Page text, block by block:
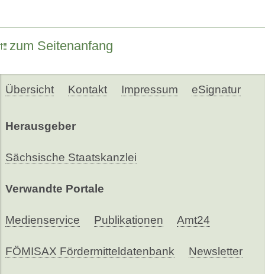
zum Seitenanfang
Übersicht Kontakt Impressum eSignatur
Herausgeber
Sächsische Staatskanzlei
Verwandte Portale
Medienservice Publikationen Amt24
FÖMISAX Fördermitteldatenbank Newsletter